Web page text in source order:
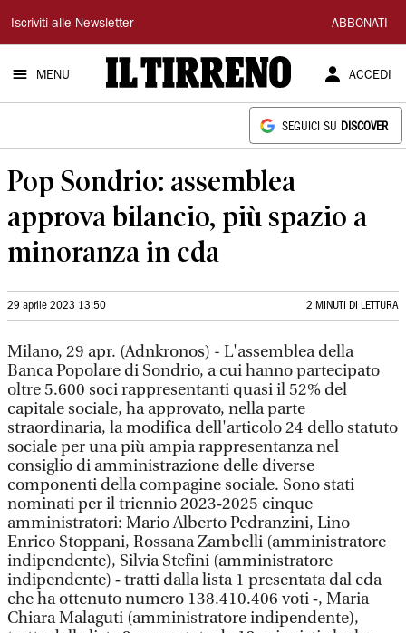
Il
Tirreno
Iscriviti alle Newsletter ABBONATI
MENU ACCEDI
SEGUICI SU DISCOVER
Pop Sondrio: assemblea
approva bilancio, più spazio a
minoranza in cda
29 aprile 2023 13:50 2 MINUTI DI LETTURA
Milano, 29 apr. (Adnkronos) - L'assemblea della
Banca Popolare di Sondrio, a cui hanno partecipato
oltre 5.600 soci rappresentanti quasi il 52% del
capitale sociale, ha approvato, nella parte
straordinaria, la modifica dell'articolo 24 dello statuto
sociale per una più ampia rappresentanza nel
consiglio di amministrazione delle diverse
componenti della compagine sociale. Sono stati
nominati per il triennio 2023‐2025 cinque
amministratori: Mario Alberto Pedranzini, Lino
Enrico Stoppani, Rossana Zambelli (amministratore
indipendente), Silvia Stefini (amministratore
indipendente) ‐ tratti dalla lista 1 presentata dal cda
che ha ottenuto numero 138.410.406 voti ‐, Maria
Chiara Malaguti (amministratore indipendente),